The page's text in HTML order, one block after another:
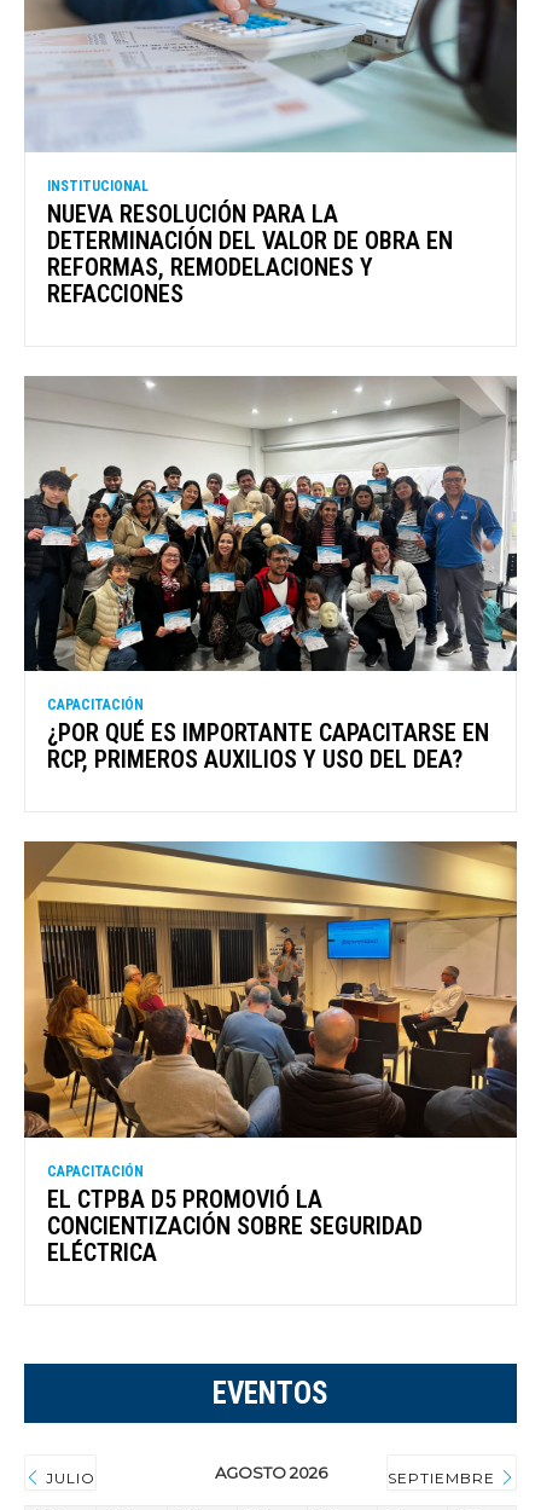
INSTITUCIONAL
NUEVA RESOLUCIÓN PARA LA
DETERMINACIÓN DEL VALOR DE OBRA EN
REFORMAS, REMODELACIONES Y
REFACCIONES
CAPACITACIÓN
¿POR QUÉ ES IMPORTANTE CAPACITARSE EN
RCP, PRIMEROS AUXILIOS Y USO DEL DEA?
CAPACITACIÓN
EL CTPBA D5 PROMOVIÓ LA
CONCIENTIZACIÓN SOBRE SEGURIDAD
ELÉCTRICA
EVENTOS
JULIO AGOSTO 2026 SEPTIEMBRE